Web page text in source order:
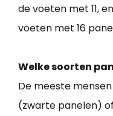
de voeten met 11,
voeten met 16
Welke soorten
De meeste
(zwarte panelen)